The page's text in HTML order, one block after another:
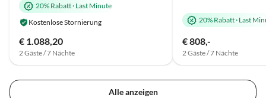
20% Rabatt· Last Minute
Kostenlose Stornierung
€ 1.088,20
2 Gäste / 7 Nächte
20% Rabatt· Last
€ 808,-
2 Gäste / 7 Nächte
Alle anzeigen